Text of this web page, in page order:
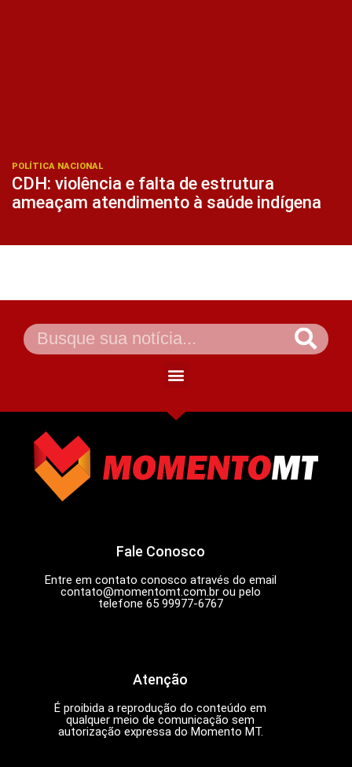
POLÍTICA NACIONAL
CDH: violência e falta de estrutura
ameaçam atendimento à saúde indígena
Fale Conosco
Entre em contato conosco através do email
contato@momentomt.com.brou pelo
telefone 65 99977-6767
Atenção
É proibida a reprodução do conteúdo em
qualquer meio de comunicação sem
autorização expressa do Momento MT.